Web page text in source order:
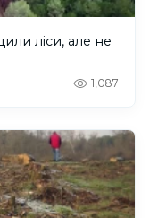
ліси, але не
1,087